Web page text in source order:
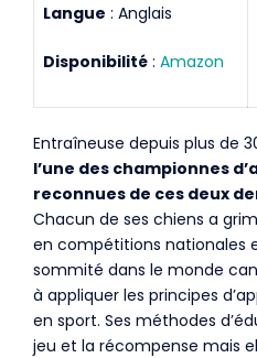
Langue : Anglais
Disponibilité : Amazon
Entraîneuse depuis plus de
l’une des championnes
reconnues de ces deux
Chacun de ses chiens a
en compétitions nationales
sommité dans le monde
à appliquer les principes
en sport. Ses méthodes
jeu et la récompense mais